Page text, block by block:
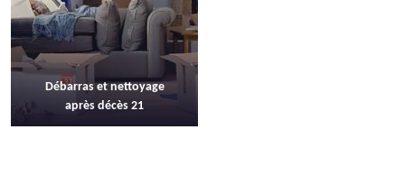
Débarras et nettoyage
après décès 21